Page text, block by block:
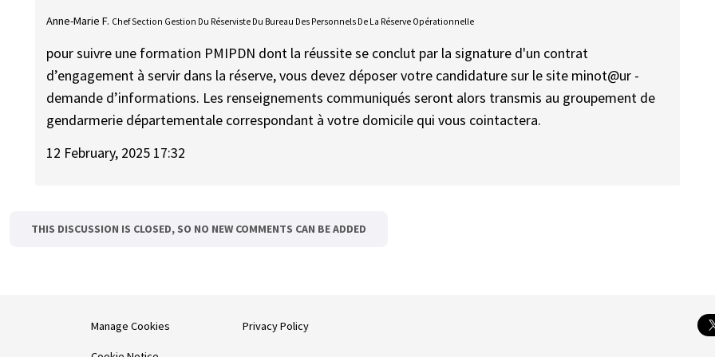
Anne-Marie F. Chef Section Gestion Du Réserviste Du Bureau Des Personnels De La Réserve Opérationnelle
pour suivre une formation PMIPDN dont la réussite se conclut par la signature d'un contrat
d’engagement à servir dans la réserve, vous devez déposer votre candidature sur le site minot@ur -
demande d’informations. Les renseignements communiqués seront alors transmis au groupement de
gendarmerie départementale correspondant à votre domicile qui vous cointactera.
12 February, 2025 17:32
THIS DISCUSSION IS CLOSED, SO NO NEW COMMENTS CAN BE ADDED
Manage Cookies Privacy Policy